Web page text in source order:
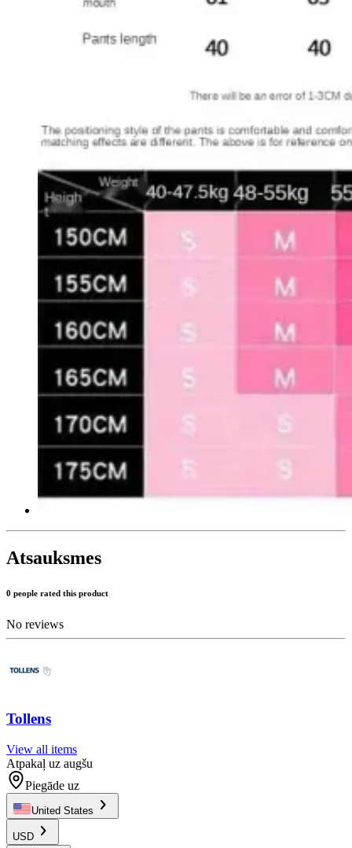
Atsauksmes
0 people rated this product
No reviews
Tollens
View all items
Atpakaļ uz augšu
Piegāde uz
United States
USD